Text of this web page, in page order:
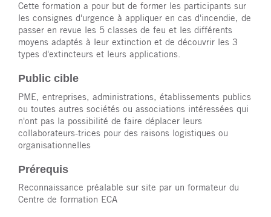
Cette formation a pour but de former les participants sur
les consignes d'urgence à appliquer en cas d'incendie, de
passer en revue les 5 classes de feu et les différents
moyens adaptés à leur extinction et de découvrir les 3
types d'extincteurs et leurs applications.
Public cible
PME, entreprises, administrations, établissements publics
ou toutes autres sociétés ou associations intéressées qui
n'ont pas la possibilité de faire déplacer leurs
collaborateurs-trices pour des raisons logistiques ou
organisationnelles
Prérequis
Reconnaissance préalable sur site par un formateur du
Centre de formation ECA